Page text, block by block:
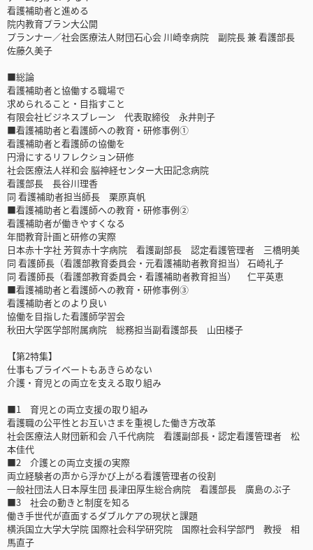
看護補助者と進める
院内教育プラン大公開
プランナー／社会医療法人財団石心会 川崎幸病院 副院長 兼 看護部長
佐藤久美子
■総論
看護補助者と協働する職場で
求められること・目指すこと
有限会社ビジネスブレーン 代表取締役 永井則子
■看護補助者と看護師への教育・研修事例①
看護補助者と看護師の協働を
円滑にするリフレクション研修
社会医療法人祥和会 脳神経センター大田記念病院
看護部長 長谷川理香
同 看護補助者担当師長 栗原真帆
■看護補助者と看護師への教育・研修事例②
看護補助者が働きやすくなる
年間教育計画と研修の実際
日本赤十字社 芳賀赤十字病院 看護副部長 認定看護管理者 三橋明美
同 看護師長（看護部教育委員会・元看護補助者教育担当） 石崎礼子
同 看護師長（看護部教育委員会・看護補助者教育担当） 仁平英恵
■看護補助者と看護師への教育・研修事例③
看護補助者とのより良い
協働を目指した看護師学習会
秋田大学医学部附属病院 総務担当副看護部長 山田楼子
【第2特集】
仕事もプライベートもあきらめない
介護・育児との両立を支える取り組み
■1 育児との両立支援の取り組み
看護職の公平性とお互いさまを重視した働き方改革
社会医療法人財団新和会 八千代病院 看護副部長・認定看護管理者 松
本佳代
■2 介護との両立支援の実際
両立経験者の声から浮かび上がる看護管理者の役割
一般社団法人日本厚生団 長津田厚生総合病院 看護部長 廣島のぶ子
■3 社会の動きと制度を知る
働き手世代が直面するダブルケアの現状と課題
横浜国立大学大学院 国際社会科学研究院 国際社会科学部門 教授 相
馬直子